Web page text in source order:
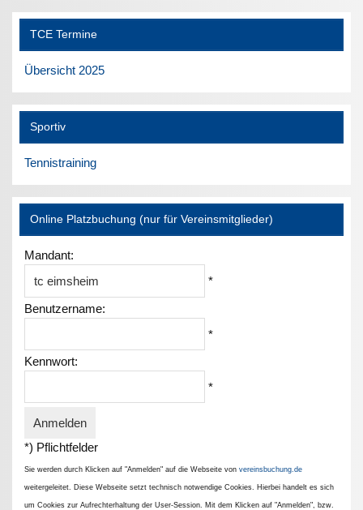
TCE Termine
Übersicht 2025
Sportiv
Tennistraining
Online Platzbuchung (nur für Vereinsmitglieder)
Mandant:
*
Benutzername:
*
Kennwort:
*
*) Pflichtfelder
Sie werden durch Klicken auf "Anmelden" auf die Webseite vonvereinsbuchung.de
weitergeleitet. Diese Webseite setzt technisch notwendige Cookies. Hierbei handelt es sich
um Cookies zur Aufrechterhaltung der User-Session. Mit dem Klicken auf "Anmelden", bzw.